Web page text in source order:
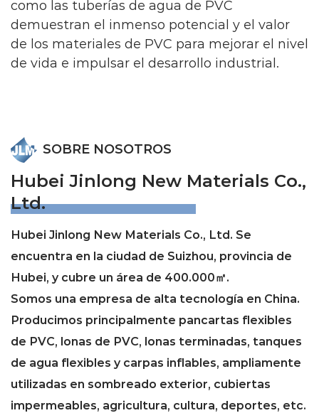
que la ventilación forzada Los conductos
utilizan dispositivos mecánicos como
ventiladores y reguladores de volumen
El principio de funcionamiento de los
conductos de ventilación se basa en los
principios del movimiento del aire. En
los sistemas de ventilación natural, el
aire circula entre las entradas y salidas
de aire, refrescando el aire interior y
expulsando el aire viciado. En los
dispositivos mecánicos, como los
ventiladores, generan energía,
impulsando el aire para que fluya
rápidamente dentro de los conductos,
asegurando el suministro y la extracción
como las tuberías de agua de PVC
demuestran el inmenso potencial y el valor
de los materiales de PVC para mejorar el nivel
de vida e impulsar el desarrollo industrial.
SOBRE NOSOTROS
Hubei Jinlong New Materials Co.,
Ltd.
Hubei Jinlong New Materials Co., Ltd. Se
encuentra en la ciudad de Suizhou, provincia de
Hubei, y cubre un área de 400.000㎡.
Somos una empresa de alta tecnología en China.
Producimos principalmente pancartas flexibles
de PVC, lonas de PVC, lonas terminadas, tanques
de agua flexibles y carpas inflables, ampliamente
utilizadas en sombreado exterior, cubiertas
impermeables, agricultura, cultura, deportes, etc.